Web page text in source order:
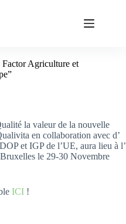
Agriculture et
la valeur de la nouvelle
en collaboration avec d’
et IGP de l’UE, aura lieu à l’
le 29-30 Novembre
ICI !